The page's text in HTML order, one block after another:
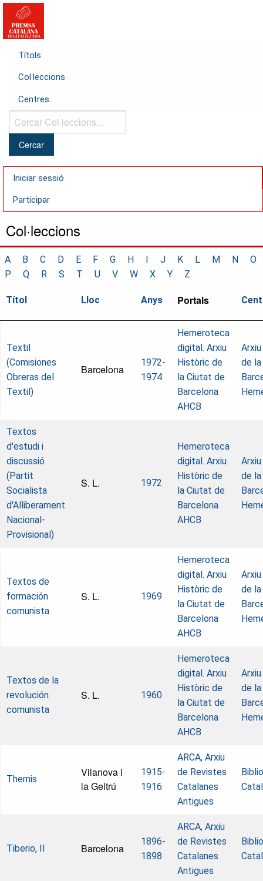
Títols
Col·leccions
Centres
Cercar
Col·leccions...
Iniciar sessió
Participar
Col·leccions
A B C D E F G H I J K L M N
O
P
Q R S T U V W X Y Z
Títol Lloc Anys Portals
Textil
(Comisiones
Obreras del
Textil)
Barcelona
1972-
1974
Hemeroteca
digital. Arxiu
Històric de
la Ciutat de
Barcelona
AHCB
de
Textos
d'estudi i
discussió
(Partit
Socialista
d'Alliberament
Nacional-
Provisional)
S. L. 1972
Hemeroteca
digital. Arxiu
Històric de
la Ciutat de
Barcelona
AHCB
de
Textos de
formación
comunista
S. L. 1969
Hemeroteca
digital. Arxiu
Històric de
la Ciutat de
Barcelona
AHCB
de
Textos de la
revolución
comunista
S. L. 1960
Hemeroteca
digital. Arxiu
Històric de
la Ciutat de
Barcelona
AHCB
de
Themis
Vilanova i
la Geltrú
1915-
1916
ARCA, Arxiu
de Revistes
Catalanes
Antigues
Tiberio, Il Barcelona
1896-
1898
ARCA, Arxiu
de Revistes
Catalanes
Antigues